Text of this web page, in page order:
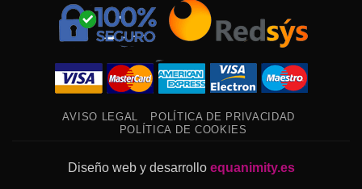
AVISO LEGAL
POLÍTICA DE PRIVACIDAD
POLÍTICA DE COOKIES
Diseño web y desarrollo equanimity.es